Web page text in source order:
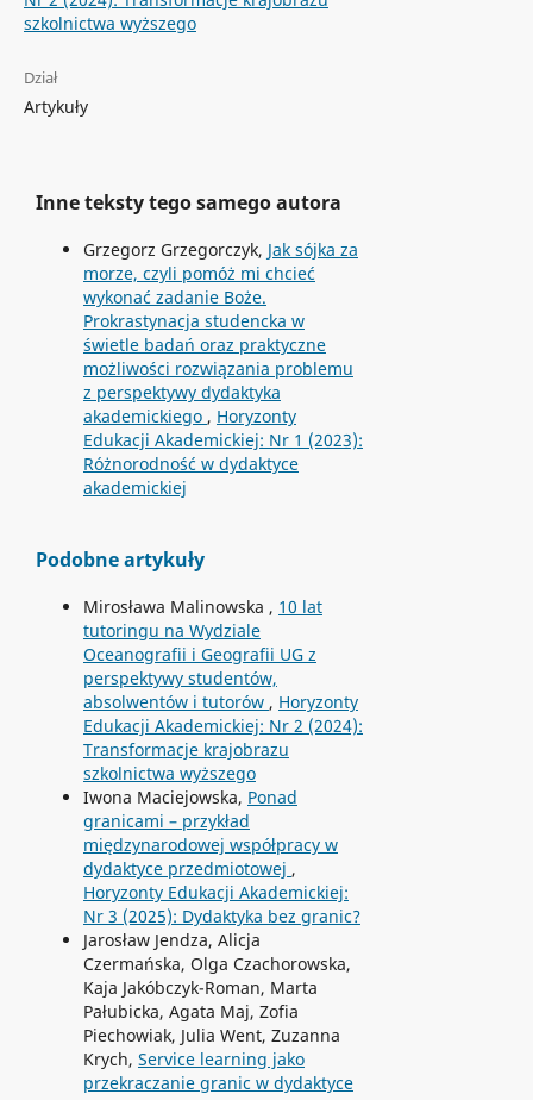
szkolnictwa wyższego
Dział
Artykuły
Inne teksty tego samego autora
Grzegorz Grzegorczyk, Jak sójka za
morze, czyli pomóż mi chcieć
wykonać zadanie Boże.
Prokrastynacja studencka w
świetle badań oraz praktyczne
możliwości rozwiązania problemu
z perspektywy dydaktyka
akademickiego , Horyzonty
Edukacji Akademickiej: Nr 1 (2023):
Różnorodność w dydaktyce
akademickiej
Podobne artykuły
Mirosława Malinowska , 10 lat
tutoringu na Wydziale
Oceanografii i Geografii UG z
perspektywy studentów,
absolwentów i tutorów , Horyzonty
Edukacji Akademickiej: Nr 2 (2024):
Transformacje krajobrazu
szkolnictwa wyższego
Iwona Maciejowska, Ponad
granicami – przykład
międzynarodowej współpracy w
dydaktyce przedmiotowej ,
Horyzonty Edukacji Akademickiej:
Nr 3 (2025): Dydaktyka bez granic?
Jarosław Jendza, Alicja
Czermańska, Olga Czachorowska,
Kaja Jakóbczyk-Roman, Marta
Pałubicka, Agata Maj, Zofia
Piechowiak, Julia Went, Zuzanna
Krych, Service learning jako
przekraczanie granic w dydaktyce